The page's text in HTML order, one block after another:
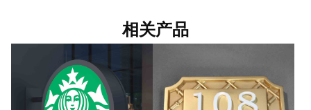
相关产品